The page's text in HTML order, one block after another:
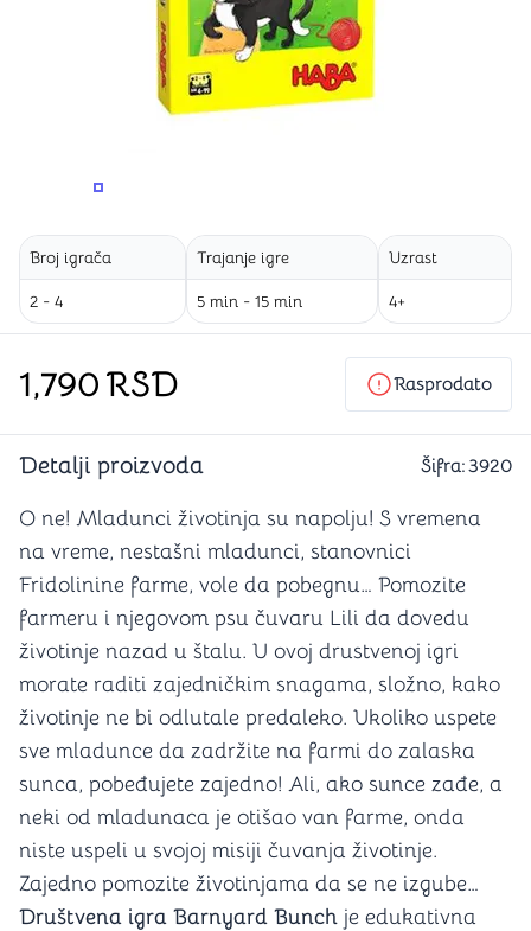
PROMENITE UGAO GLEDANJA
Broj igrača
2 - 4
Trajanje igre
5 min - 15 min
Uzrast
4+
1,790RSD Rasprodato
Detalji proizvoda Šifra:3920
O ne! Mladunci životinja su napolju! S vremena
na vreme, nestašni mladunci, stanovnici
Fridolinine farme, vole da pobegnu… Pomozite
farmeru i njegovom psu čuvaru Lili da dovedu
životinje nazad u štalu. U ovoj drustvenoj igri
morate raditi zajedničkim snagama, složno, kako
životinje ne bi odlutale predaleko. Ukoliko uspete
sve mladunce da zadržite na farmi do zalaska
sunca, pobeđujete zajedno! Ali, ako sunce zađe, a
neki od mladunaca je otišao van farme, onda
niste uspeli u svojoj misiji čuvanja životinje.
Zajedno pomozite životinjama da se ne izgube…
Društvena igra Barnyard Bunch je edukativna